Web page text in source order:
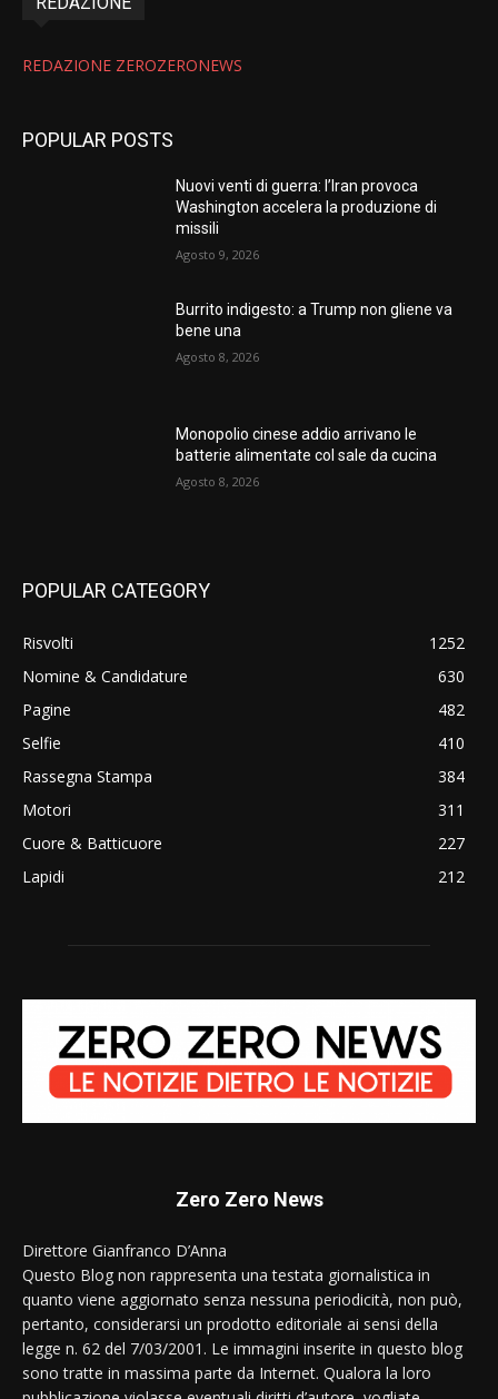
REDAZIONE ZEROZERONEWS
POPULAR POSTS
Nuovi venti di guerra: l’Iran provoca
Washington accelera la produzione di
missili
Agosto 9, 2026
Burrito indigesto: a Trump non gliene va
bene una
Agosto 8, 2026
Monopolio cinese addio arrivano le
batterie alimentate col sale da cucina
Agosto 8, 2026
POPULAR CATEGORY
Risvolti
1252
Nomine & Candidature
630
Pagine
482
Selfie
410
Rassegna Stampa
384
Motori
311
Cuore & Batticuore
227
Lapidi
212
Zero Zero News
Direttore Gianfranco D’Anna
Questo Blog non rappresenta una testata giornalistica in
quanto viene aggiornato senza nessuna periodicità, non può,
pertanto, considerarsi un prodotto editoriale ai sensi della
legge n. 62 del 7/03/2001. Le immagini inserite in questo blog
sono tratte in massima parte da Internet. Qualora la loro